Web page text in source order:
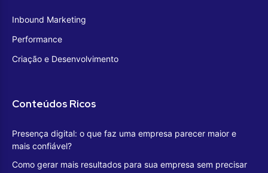
Inbound Marketing
Performance
Criação e Desenvolvimento
Conteúdos Ricos
Presença digital: o que faz uma empresa parecer maior e
mais confiável?
Como gerar mais resultados para sua empresa sem precisar